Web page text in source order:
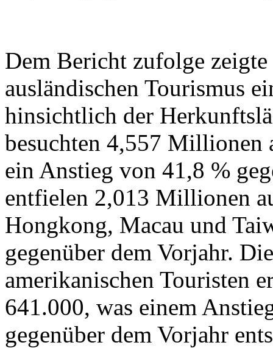
Dem Bericht zufolge
ausländischen Tourismus
hinsichtlich der
besuchten 4,557 Millionen
ein Anstieg von 41,8 %
entfielen 2,013 Millionen
Hongkong, Macau und
gegenüber dem Vorjahr.
amerikanischen Touristen
641.000, was einem
gegenüber dem Vorjahr